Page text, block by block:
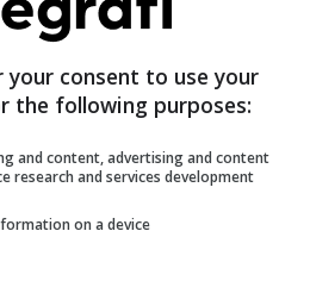
të institucioneve
në çfarë forme është
ka pranuar asnjë
për trajtimin e
me dhënien në
your consent to use your
the following purposes:
and content, advertising and content
research and services development
on a device